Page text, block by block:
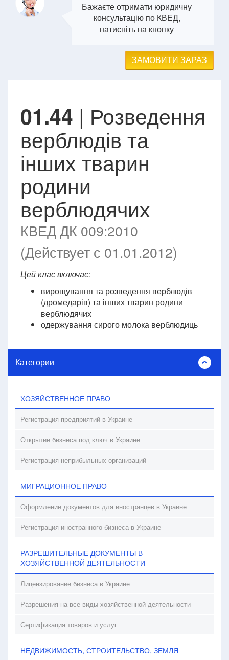
Бажаєте отримати юридичну
консультацію по КВЕД,
натисніть на кнопку
ЗАМОВИТИ ЗАРАЗ
01.44 | Розведення
верблюдів та
інших тварин
родини
верблюдячих
КВЕД ДК 009:2010
(Действует с 01.01.2012)
Цей клас включає:
вирощування та розведення верблюдів
(дромедарів) та інших тварин родини
верблюдячих
одержування сирого молока верблюдиць
Категории
ХОЗЯЙСТВЕННОЕ ПРАВО
Регистрация предприятий в Украине
Открытие бизнеса под ключ в Украине
Регистрация неприбыльных организаций
МИГРАЦИОННОЕ ПРАВО
Оформление документов для иностранцев в Украине
Регистрация иностранного бизнеса в Украине
РАЗРЕШИТЕЛЬНЫЕ ДОКУМЕНТЫ В
ХОЗЯЙСТВЕННОЙ ДЕЯТЕЛЬНОСТИ
Лицензирование бизнеса в Украине
Разрешения на все виды хозяйственной деятельности
Сертификация товаров и услуг
НЕДВИЖИМОСТЬ, СТРОИТЕЛЬСТВО, ЗЕМЛЯ